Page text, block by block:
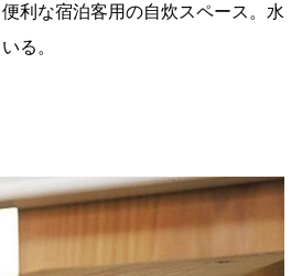
利な宿泊客用の自炊スペース。水
る。